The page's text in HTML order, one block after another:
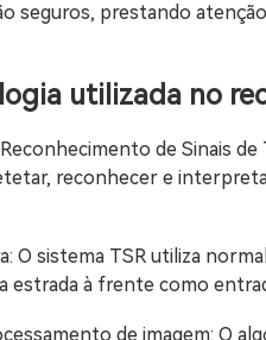
seguros, prestando
utilizada no
de Sinais
reconhecer e
O sistema TSR utiliza
estrada à frente como
de imagem: O